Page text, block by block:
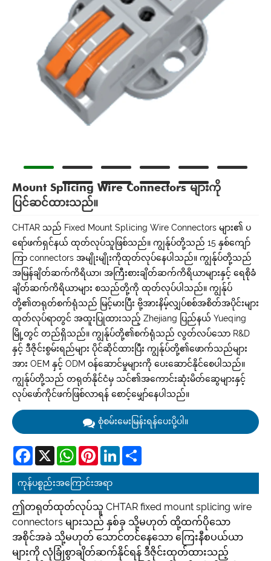
Mount Splicing Wire Connectors များကို
ပြင်ဆင်ထားသည်။
CHTAR သည် Fixed Mount Splicing Wire Connectors များ၏ ပ
ရော်ဖက်ရှင်နယ် ထုတ်လုပ်သူဖြစ်သည်။ ကျွန်ုပ်တို့သည် 15 နှစ်ကျော်
ကြာ connectors အမျိုးမျိုးကိုထုတ်လုပ်နေပါသည်။ ကျွန်ုပ်တို့သည်
အမြန်ချိတ်ဆက်ကိရိယာ၊ အကြီးစားချိတ်ဆက်ကိရိယာများနှင့် ရေစိုခံ
ချိတ်ဆက်ကိရိယာများ စသည်တို့ကို ထုတ်လုပ်ပါသည်။ ကျွန်ုပ်
တို့၏တရုတ်စက်ရုံသည် မြင့်မားပြီး ဗို့အားနိမ့်လျှပ်စစ်အစိတ်အပိုင်းများ
ထုတ်လုပ်ရာတွင် အထူးပြုထားသည့် Zhejiang ပြည်နယ် Yueqing
မြို့တွင် တည်ရှိသည်။ ကျွန်ုပ်တို့၏စက်ရုံသည် လွတ်လပ်သော R&D
နှင့် ဒီဇိုင်းစွမ်းရည်များ ပိုင်ဆိုင်ထားပြီး ကျွန်ုပ်တို့၏ဖောက်သည်များ
အား OEM နှင့် ODM ဝန်ဆောင်မှုများကို ပေးဆောင်နိုင်စေပါသည်။
ကျွန်ုပ်တို့သည် တရုတ်နိုင်ငံမှ သင်၏အကောင်းဆုံးမိတ်ဆွေများနှင့်
လုပ်ဖော်ကိုင်ဖက်ဖြစ်လာရန် စောင့်မျှော်နေပါသည်။
စုံစမ်းမေးမြန်းရန်ပေးပို့ပါ။
Facebook
X WhatsAppPinterestLinkedIn
ကုန်ပစ္စည်းအကြောင်းအရာ
ဤတရုတ်ထုတ်လုပ်သူ CHTAR fixed mount splicing wire
connectors များသည် နှစ်ခု သို့မဟုတ် ထို့ထက်ပိုသော
အစိုင်အခဲ သို့မဟုတ် သောင်တင်နေသော ကြေးနီစပယ်ယာ
များကို လုံခြုံစွာချိတ်ဆက်နိုင်ရန် ဒီဇိုင်းထုတ်ထားသည့်